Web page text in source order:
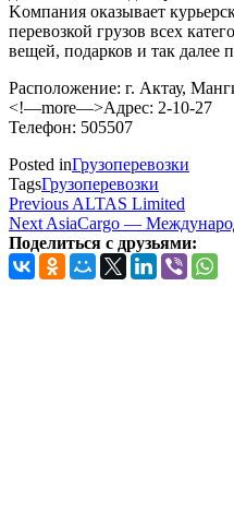
Koмпания оказывает
перевозкой грузов всех
вещей, подарков и так далее
Расположение: г. Актау,
<!—more—>Адрес: 2-10-27
Телефон: 505507
Posted inГрузоперевозки
TagsГрузоперевозки
Навигация
по
записям
Previous
Post
Previous ALTAS Limited
Next
Post
Next AsiaCargo —
Поделиться с друзьями: